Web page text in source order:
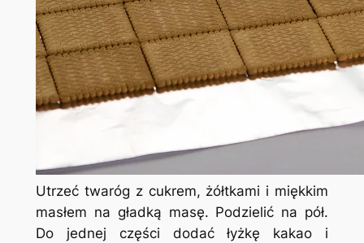
Utrzeć twaróg z cukrem, żółtkami i miękkim
masłem na gładką masę. Podzielić na pół.
Do jednej części dodać łyżkę kakao i